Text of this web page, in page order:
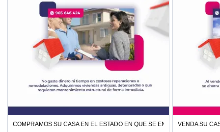
COMPRAMOS SU CASA EN EL ESTADO EN QUE SE ENCUENTRE
VENDA SU